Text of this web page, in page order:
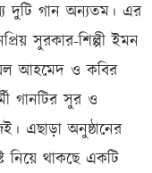
দুটি গান অন্যতম। এর
সুরকার-শিল্পী ইমন
আহমেদ ও কবির
গানটির সুর ও
এছাড়া অনুষ্ঠানের
নিয়ে থাকছে একটি